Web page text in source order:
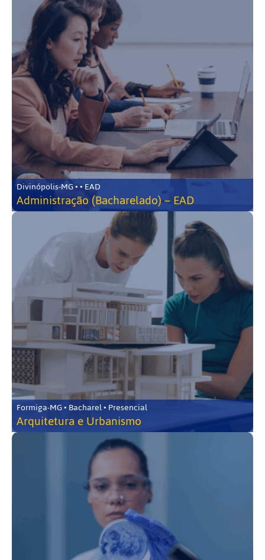
Divinópolis-MG • • EAD
Administração (Bacharelado) – EAD
Formiga-MG • Bacharel • Presencial
Arquitetura e Urbanismo